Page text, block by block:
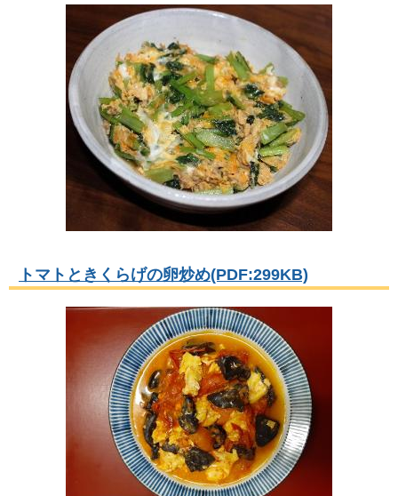
トマトときくらげの卵炒め(PDF:299KB)